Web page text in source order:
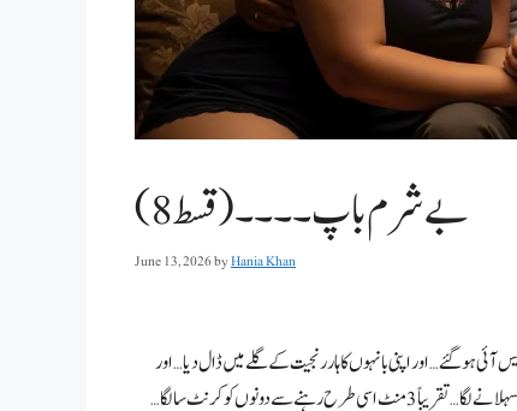
بے شرم باپ ۔۔۔۔(قسط 8)
June 13, 2026byHania Khan
ہو گئے… اور اپنی بانہوں کا ہار رنجیت کے گلے میں ڈال دیا… اور
اس سے لپٹ گئی… رنجیت نے بھی اس کا خیرمقدم قبول کیا… اور اپنے بایاں ہاتھ سے اس کی پیٹھ کو سہلانے لگا… تقریباً 3 منٹ اسی طرح رہنے سے دونوں کو کرنٹ سا لگا…